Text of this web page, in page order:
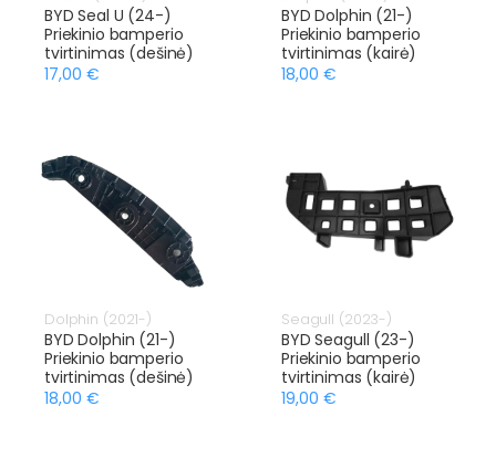
BYD Seal U (24-)
Priekinio bamperio
tvirtinimas (dešinė)
17,00 €
BYD Dolphin (21-)
Priekinio bamperio
tvirtinimas (kairė)
18,00 €
Dolphin (2021-)
BYD Dolphin (21-)
Priekinio bamperio
tvirtinimas (dešinė)
18,00 €
Seagull (2023-)
BYD Seagull (23-)
Priekinio bamperio
tvirtinimas (kairė)
19,00 €